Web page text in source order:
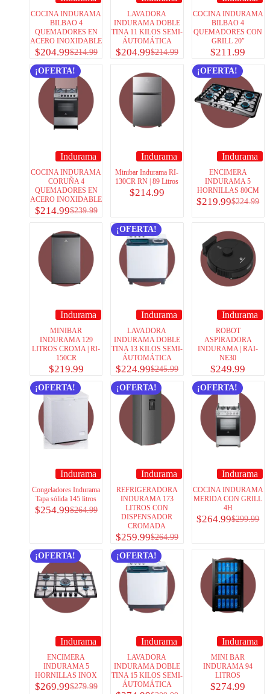
COCINA INDURAMA
BILBAO 4
QUEMADORES EN
ACERO INOXIDABLE
$214.99
$204.99
LAVADORA
INDURAMA DOBLE
TINA 11 KILOS SEMI-
ÁUTOMÁTICA
$214.99
$204.99
COCINA INDURAMA
BILBAO 4
QUEMADORES CON
GRILL 20″
$211.99
¡OFERTA!
Indurama
COCINA INDURAMA
CORUÑA 4
QUEMADORES EN
ACERO INOXIDABLE
$239.99
$214.99
Indurama
Minibar Indurama RI-
130CR RN | 89 Litros
$214.99
¡OFERTA!
Indurama
ENCIMERA
INDURAMA 5
HORNILLAS 80CM
$224.99
$219.99
Indurama
MINIBAR
INDURAMA 129
LITROS CROMA | RI-
150CR
$219.99
¡OFERTA!
Indurama
LAVADORA
INDURAMA DOBLE
TINA 13 KILOS SEMI-
ÁUTOMÁTICA
$245.99
$224.99
Indurama
ROBOT
ASPIRADORA
INDURAMA | RAI-
NE30
$249.99
¡OFERTA!
Indurama
Congeladores Indurama
Tapa sólida 145 litros
$264.99
$254.99
¡OFERTA!
Indurama
REFRIGERADORA
INDURAMA 173
LITROS CON
DISPENSADOR
CROMADA
$264.99
$259.99
¡OFERTA!
Indurama
COCINA INDURAMA
MERIDA CON GRILL
4H
$299.99
$264.99
¡OFERTA!
Indurama
ENCIMERA
INDURAMA 5
HORNILLAS INOX
$279.99
$269.99
¡OFERTA!
Indurama
LAVADORA
INDURAMA DOBLE
TINA 15 KILOS SEMI-
ÁUTOMÁTICA
Indurama
MINI BAR
INDURAMA 94
LITROS
$274.99